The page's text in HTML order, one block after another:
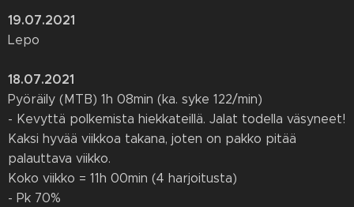
19.07.2021
Lepo
18.07.2021
Pyöräily (MTB) 1h 08min (ka. syke 122/min)
- Kevyttä polkemista hiekkateillä. Jalat todella väsyneet!
Kaksi hyvää viikkoa takana, joten on pakko pitää
palauttava viikko.
Koko viikko = 11h 00min (4 harjoitusta)
- Pk 70%